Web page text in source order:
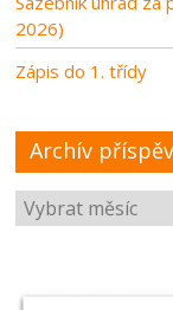
2026)
Zápis do 1. třídy
Archív